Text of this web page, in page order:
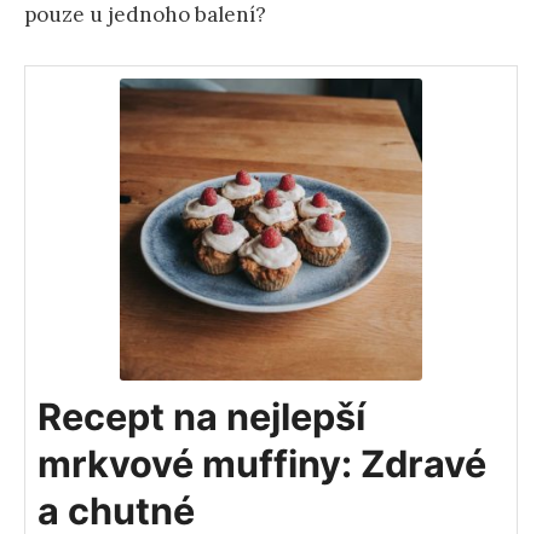
pouze u jednoho balení?
Recept na nejlepší
mrkvové muffiny: Zdravé
a chutné